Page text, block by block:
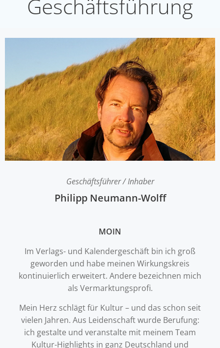
Geschäftsführung
Geschäftsführer / Inhaber
Philipp Neumann-Wolff
MOIN
Im Verlags- und Kalendergeschäft bin ich groß
geworden und habe meinen Wirkungskreis
kontinuierlich erweitert. Andere bezeichnen mich
als Vermarktungsprofi.
Mein Herz schlägt für Kultur – und das schon seit
vielen Jahren. Aus Leidenschaft wurde Berufung:
ich gestalte und veranstalte mit meinem Team
Kultur-Highlights in ganz Deutschland und